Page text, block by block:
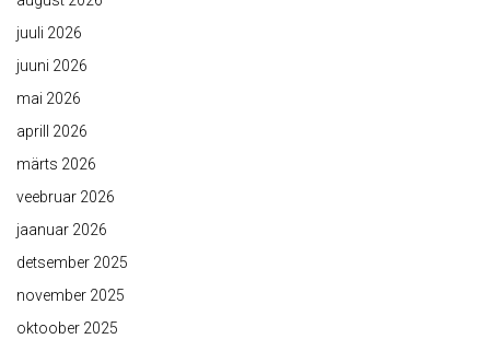
juuli 2026
juuni 2026
mai 2026
aprill 2026
märts 2026
veebruar 2026
jaanuar 2026
detsember 2025
november 2025
oktoober 2025